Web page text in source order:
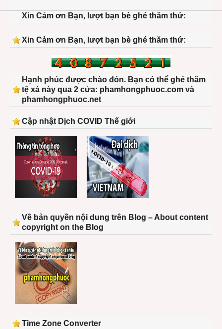
Xin Cảm ơn Bạn, lượt bạn bè ghé thăm thứ:
Xin Cảm ơn Bạn, lượt bạn bè ghé thăm thứ:
Hạnh phúc được chào đón. Bạn có thể ghé thăm
tệ xá này qua 2 cửa: phamhongphuoc.com và
phamhongphuoc.net
Cập nhật Dịch COVID Thế giới
Về bản quyền nội dung trên Blog – About content
copyright on the Blog
Time Zone Converter